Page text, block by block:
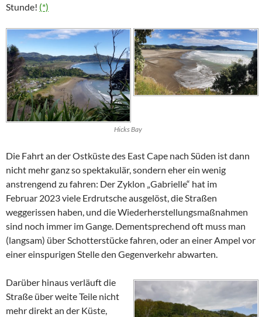
Stunde! (*)
Hicks Bay
Die Fahrt an der Ostküste des East Cape nach Süden ist dann
nicht mehr ganz so spektakulär, sondern eher ein wenig
anstrengend zu fahren: Der Zyklon „Gabrielle“ hat im
Februar 2023 viele Erdrutsche ausgelöst, die Straßen
weggerissen haben, und die Wiederherstellungsmaßnahmen
sind noch immer im Gange. Dementsprechend oft muss man
(langsam) über Schotterstücke fahren, oder an einer Ampel vor
einer einspurigen Stelle den Gegenverkehr abwarten.
Darüber hinaus verläuft die
Straße über weite Teile nicht
mehr direkt an der Küste,